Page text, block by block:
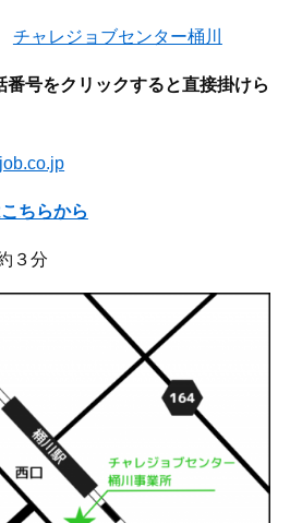
チャレジョブセンター桶川
番号をクリックすると直接掛けら
ちらから
３分